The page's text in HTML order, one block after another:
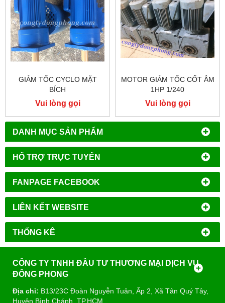
DANH MỤC SẢN PHẨM
HỔ TRỢ TRỰC TUYẾN
FANPAGE FACEBOOK
LIÊN KẾT WEBSITE
THỐNG KÊ
GIẢM TỐC CYCLO MẶT
BÍCH
Vui lòng gọi
MOTOR GIẢM TỐC CỐT ÂM
1HP 1/240
Vui lòng gọi
CÔNG TY TNHH ĐẦU TƯ THƯƠNG MẠI DỊCH VỤ
ĐÔNG PHONG
Địa chỉ: B13/23C Đoàn Nguyễn Tuân, Ấp 2, Xã Tân Quý Tây,
Huyện Bình Chánh, TP.HCM